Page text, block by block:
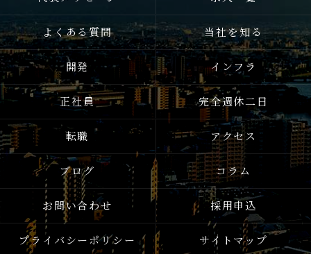
よくある質問 当社を知る
開発 インフラ
正社員 完全週休二日
転職 アクセス
ブログ コラム
お問い合わせ 採用申込
プライバシーポリシー サイトマップ